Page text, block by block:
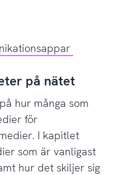
på nätet
hur många som
för
I kapitlet
som är vanligast
hur det skiljer sig